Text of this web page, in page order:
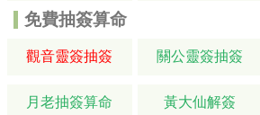
免費抽簽算命
觀音靈簽抽簽 關公靈簽抽簽
月老抽簽算命 黃大仙解簽